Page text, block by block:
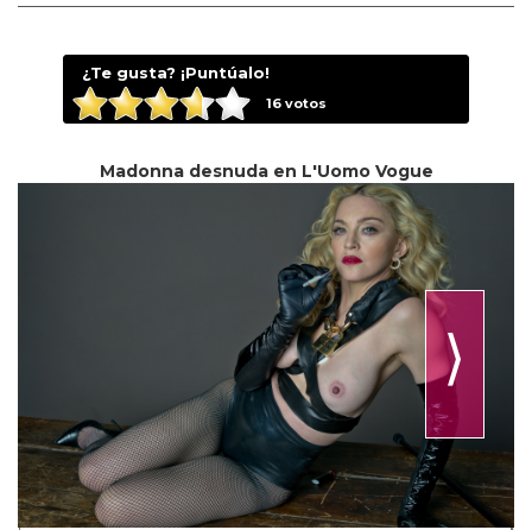
¿Te gusta? ¡Puntúalo!
16votos
Madonna desnuda en L'Uomo Vogue
⟩